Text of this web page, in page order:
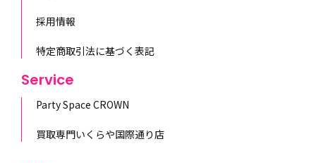
採用情報
特定商取引法に基づく表記
Service
Party Space CROWN
買取専門いくらや国際通り店